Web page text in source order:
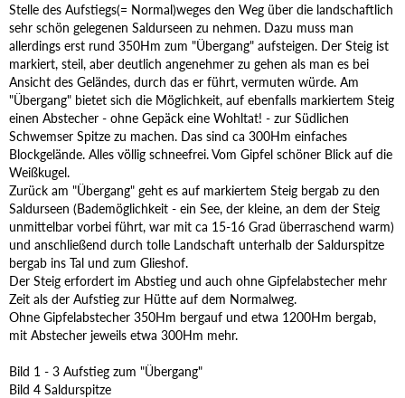
Stelle des Aufstiegs(= Normal)weges den Weg über die landschaftlich
sehr schön gelegenen Saldurseen zu nehmen. Dazu muss man
allerdings erst rund 350Hm zum "Übergang" aufsteigen. Der Steig ist
markiert, steil, aber deutlich angenehmer zu gehen als man es bei
Ansicht des Geländes, durch das er führt, vermuten würde. Am
"Übergang" bietet sich die Möglichkeit, auf ebenfalls markiertem Steig
einen Abstecher - ohne Gepäck eine Wohltat! - zur Südlichen
Schwemser Spitze zu machen. Das sind ca 300Hm einfaches
Blockgelände. Alles völlig schneefrei. Vom Gipfel schöner Blick auf die
Weißkugel.
Zurück am "Übergang" geht es auf markiertem Steig bergab zu den
Saldurseen (Bademöglichkeit - ein See, der kleine, an dem der Steig
unmittelbar vorbei führt, war mit ca 15-16 Grad überraschend warm)
und anschließend durch tolle Landschaft unterhalb der Saldurspitze
bergab ins Tal und zum Glieshof.
Der Steig erfordert im Abstieg und auch ohne Gipfelabstecher mehr
Zeit als der Aufstieg zur Hütte auf dem Normalweg.
Ohne Gipfelabstecher 350Hm bergauf und etwa 1200Hm bergab,
mit Abstecher jeweils etwa 300Hm mehr.
Bild 1 - 3 Aufstieg zum "Übergang"
Bild 4 Saldurspitze